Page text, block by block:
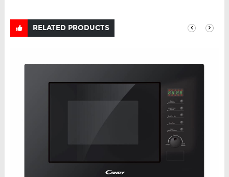
RELATED PRODUCTS